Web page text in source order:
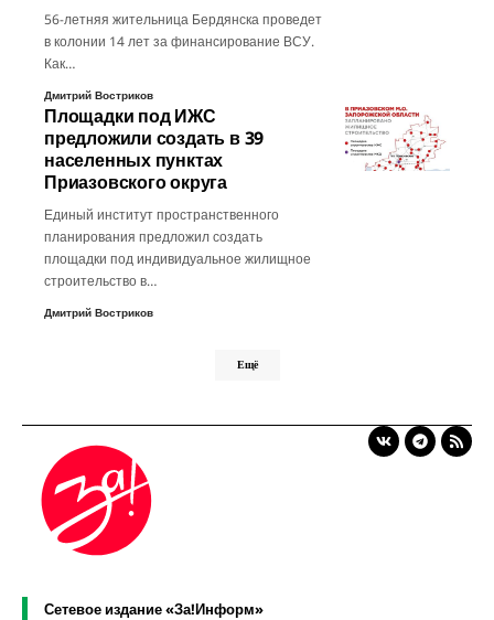
56-летняя жительница Бердянска проведет
в колонии 14 лет за финансирование ВСУ.
Как…
Дмитрий Востриков
Площадки под ИЖС
предложили создать в 39
населенных пунктах
Приазовского округа
Единый институт пространственного
планирования предложил создать
площадки под индивидуальное жилищное
строительство в…
Дмитрий Востриков
Ещё
Сетевое издание «За!Информ»